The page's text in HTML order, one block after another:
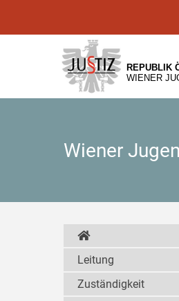
[1]
[2]
[3]
REPUBLIK
WIENER
Wiener
Leitung
Zuständigkeit